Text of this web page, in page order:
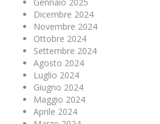
Dicembre 2024
Novembre 2024
Ottobre 2024
Settembre 2024
Agosto 2024
Luglio 2024
Giugno 2024
Maggio 2024
Aprile 2024